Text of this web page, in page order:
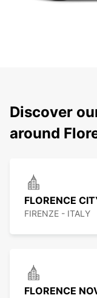
Discover
around
FLORENCE
FIRENZE - ITALY
FLORENCE